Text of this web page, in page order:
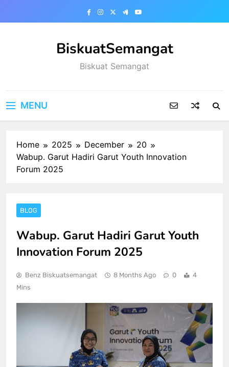
BiskuatSemangat
Biskuat Semangat
MENU
Home 2025 December
20
Wabup. Garut Hadiri Garut Youth Innovation
Forum 2025
BLOG
Wabup. Garut Hadiri Garut Youth
Innovation Forum 2025
Benz Biskuatsemangat 8 Months Ago 0
4
Mins